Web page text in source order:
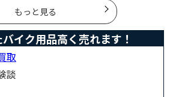
もっと見る
イク用品高く売れます！
取
談